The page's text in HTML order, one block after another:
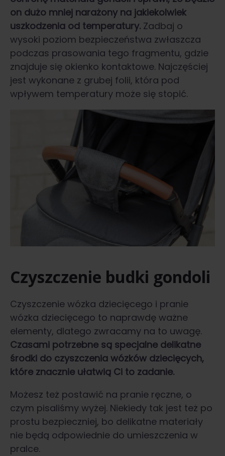
on dużo mniej narażony na jakiekolwiek
uszkodzenia od temperatury. Zadbaj o
wysoki poziom bezpieczeństwa zwłaszcza
podczas prasowania tego fragmentu, gdzie
znajduje się okienko kontaktowe. Najczęściej
jest wykonane z grubej folii, która pod
wpływem temperatury może się stopić.
Czyszczenie budki gondoli
Czyszczenie wózka dziecięcego i pranie
wózka dziecięcego to naprawdę ważne
elementy, dlatego zwracamy na to uwagę.
Czasami potrzebne są specjalne delikatne
środki do czyszczenia wózków dziecięcych,
które znacznie ułatwią Ci to zadanie.
Możesz też postawić na pranie ręczne, o
czym pisaliśmy wyżej. Niekiedy tak jest też po
prostu bezpieczniej, bo delikatne materiały
nie będą odpowiednie do umieszczenia w
pralce.